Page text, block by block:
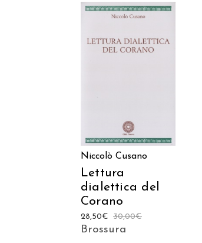
Niccolò Cusano
Lettura
dialettica del
Corano
30,00€
28,50€
Brossura